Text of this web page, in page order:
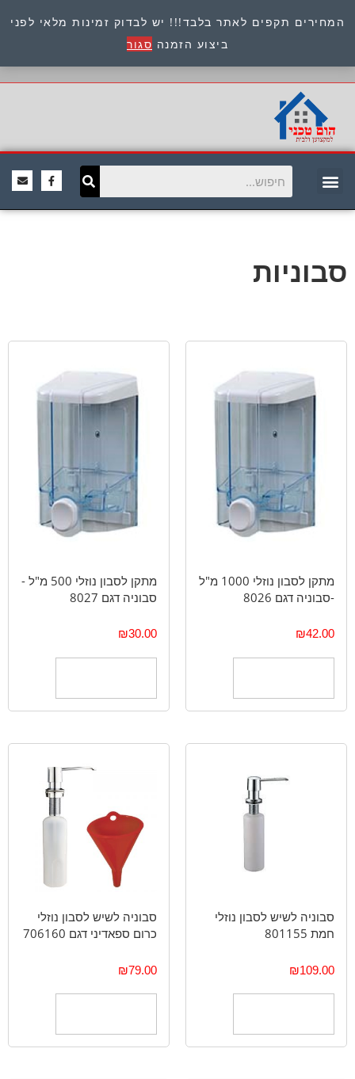
המחירים תקפים לאתר בלבד!!! יש לבדוק זמינות מלאי לפני
ביצוע הזמנה סגור
כתובת : היוזמים 9 אור יהודה שירות לקוחות 054-
8945722
סבוניות
מתקן לסבון נוזלי 1000 מ"ל
-סבוניה דגם 8026
₪42.00
מתקן לסבון נוזלי 500 מ"ל -
סבוניה דגם 8027
₪30.00
סבוניה לשיש לסבון נוזלי
חמת 801155
₪109.00
סבוניה לשיש לסבון נוזלי
כרום ספאדיני דגם 706160
₪79.00